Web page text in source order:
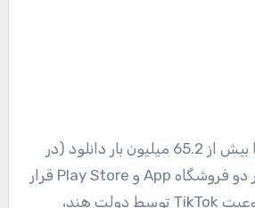
در این بین TikTok با بیش از 65.2 میلیون بار دانلود (در
مجموع) در صدر هر دو فروشگاه App و Play Store قرار
گرفت. به دلیل ممنوعیت TikTok توسط دولت هند،